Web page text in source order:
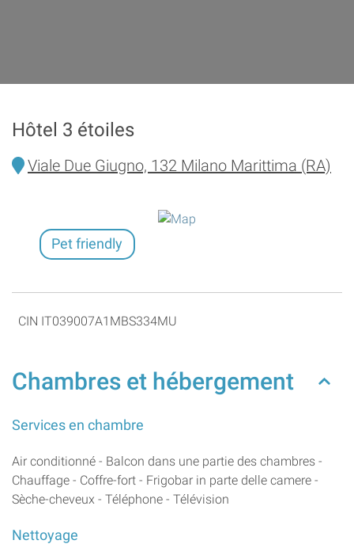
Hôtel 3 étoiles
Viale Due Giugno, 132 Milano Marittima (RA)
Pet friendly
CIN IT039007A1MBS334MU
Chambres et hébergement
Services en chambre
Air conditionné - Balcon dans une partie des chambres -
Chauffage - Coffre-fort - Frigobar in parte delle camere -
Sèche-cheveux - Téléphone - Télévision
Nettoyage